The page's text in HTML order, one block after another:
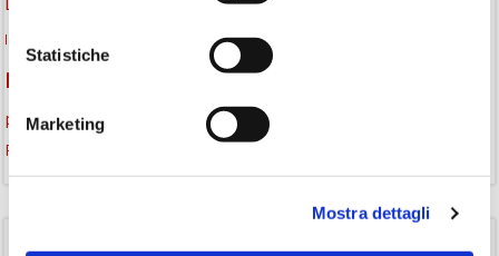
Statistiche
Marketing
Mostra dettagli
lettura ad alta voce
libri libri come semi
monselice
podcast letterario
podcast libri promozione della lettura
Recensione